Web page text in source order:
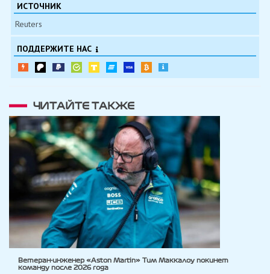
ИСТОЧНИК
Reuters
ПОДДЕРЖИТЕ НАС
ЧИТАЙТЕ ТАКЖЕ
Ветеран-инженер «Aston Martin» Тим Маккалоу покинет
команду после 2026 года